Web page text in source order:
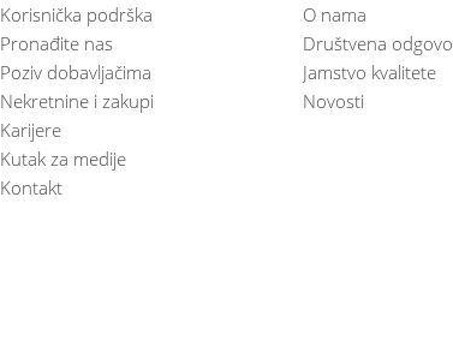
Korisnička podrška
Pronađite nas
Poziv dobavljačima
Nekretnine i zakupi
Karijere
Kutak za medije
Kontakt
O nama
Društvena
Jamstvo kvalitete
Novosti